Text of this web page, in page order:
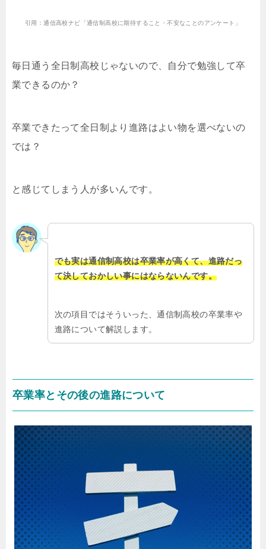
引用：通信高校ナビ「通信制高校に期待すること・不安なことのアンケート」
毎日通う全日制高校じゃないので、自分で勉強して卒
業できるのか？
卒業できたって全日制より進路はよい物を選べないの
では？
と感じてしまう人が多いんです。
でも実は通信制高校は卒業率が高くて、進路だっ
て決しておかしい事にはならないんです。
次の項目ではそういった、通信制高校の卒業率や
進路について解説します。
卒業率とその後の進路について